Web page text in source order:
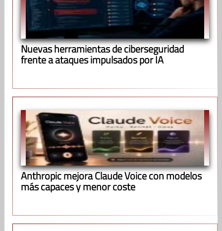
Nuevas herramientas de ciberseguridad
frente a ataques impulsados por IA
Anthropic mejora Claude Voice con modelos
más capaces y menor coste